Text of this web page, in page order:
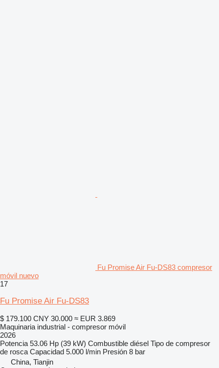
Fu Promise Air Fu-DS83 compresor
móvil nuevo
17
Fu Promise Air Fu-DS83
$ 179.100 CNY 30.000 ≈ EUR 3.869
Maquinaria industrial - compresor móvil
2026
Potencia 53.06 Hp (39 kW) Combustible diésel Tipo de compresor
de rosca Capacidad 5.000 l/min Presión 8 bar
China, Tianjin